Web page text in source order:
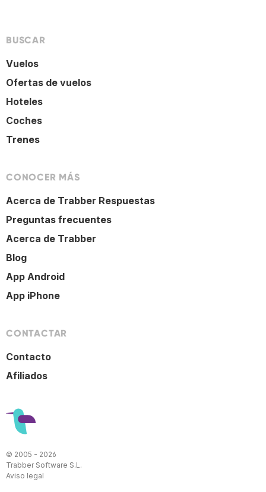
BUSCAR
Vuelos
Ofertas de vuelos
Hoteles
Coches
Trenes
CONOCER MÁS
Acerca de Trabber Respuestas
Preguntas frecuentes
Acerca de Trabber
Blog
App Android
App iPhone
CONTACTAR
Contacto
Afiliados
© 2005 - 2026
Trabber Software S.L.
Aviso legal